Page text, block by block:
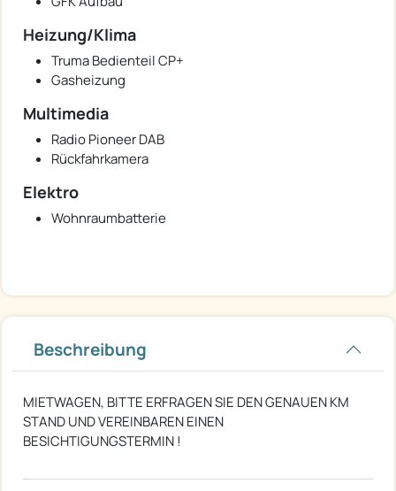
Heizung/Klima
Truma Bedienteil CP+
Gasheizung
Multimedia
Radio Pioneer DAB
Rückfahrkamera
Elektro
Wohnraumbatterie
Beschreibung
MIETWAGEN, BITTE ERFRAGEN SIE DEN GENAUEN KM
STAND UND VEREINBAREN EINEN
BESICHTIGUNGSTERMIN !